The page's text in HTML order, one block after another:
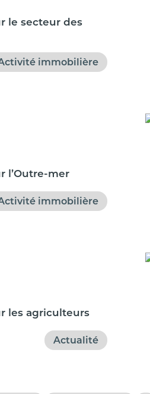
le secteur des
immobilière
l’Outre-mer
immobilière
les agriculteurs
Actualité